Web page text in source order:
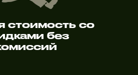
стоимость со
без